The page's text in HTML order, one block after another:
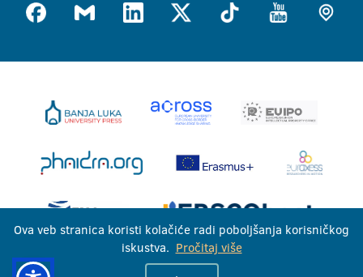
Univerzitet u Banjoj Luci © 2026
Ova veb stranica koristi kolačiće radi poboljšanja korisničkog
iskustva. Pročitaj više